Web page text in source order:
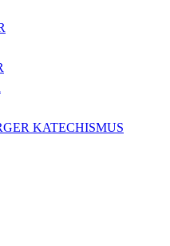
KATECHISMUS